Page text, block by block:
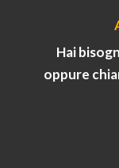
Hai
oppure